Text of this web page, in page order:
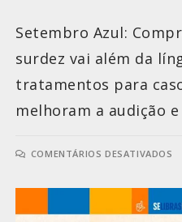
Setembro Azul:
surdez vai além da
tratamentos para
melhoram a audição
COMENTÁRIOS DESATIVADOS